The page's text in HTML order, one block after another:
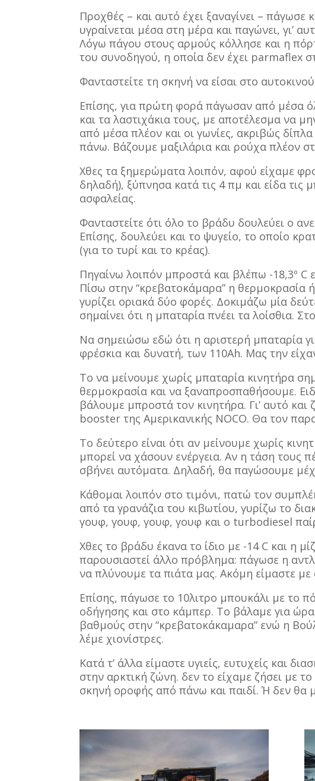
Προχθές – και αυτό έχει ξαναγίνει –
υγραίνεται μέσα στη μέρα και παγώνει, γι’
Λόγω πάγου στους αρμούς κόλλησε και η
του συνοδηγού, η οποία δεν έχει parmaflex
Φανταστείτε τη σκηνή να είσαι στο
Επίσης, για πρώτη φορά πάγωσαν από μέσα
και τα λαστιχάκια τους, με αποτέλεσμα να
από μέσα πλέον και οι γωνίες, ακριβώς
πάνω. Βάζουμε μαξιλάρια και ρούχα πλέον
Χθες τα ξημερώματα λοιπόν, αφού είχαμε
δηλαδή), ξύπνησα κατά τις 4 πμ και είδα τις
ασφαλείας.
Φανταστείτε ότι όλο το βράδυ δουλεύει ο
Επίσης, δουλεύει και το ψυγείο, το οποίο
(για το τυρί και το κρέας).
Πηγαίνω λοιπόν μπροστά και βλέπω -18,3º C
Πίσω στην “κρεβατοκάμαρα” η θερμοκρασία
γυρίζει οριακά δύο φορές. Δοκιμάζω μία
σημαίνει ότι η μπαταρία πνέει τα λοίσθια.
Να σημειώσω εδώ ότι η αριστερή μπαταρία
φρέσκια και δυνατή, των 110Ah. Μας την
Το να μείνουμε χωρίς μπαταρία κινητήρα
θερμοκρασία και να ξαναπροσπαθήσουμε.
βάλουμε μπροστά τον κινητήρα. Γι’ αυτό και
booster της Αμερικανικής NOCO. Θα τον
Το δεύτερο είναι ότι αν μείνουμε χωρίς
μπορεί να χάσουν ενέργεια. Αν η τάση τους
σβήνει αυτόματα. Δηλαδή, θα παγώσουμε
Κάθομαι λοιπόν στο τιμόνι, πατώ τον
από τα γρανάζια του κιβωτίου, γυρίζω το
γουφ, γουφ, γουφ, γουφ και ο turbodiesel
Χθες το βράδυ έκανα το ίδιο με -14 C και η
παρουσιαστεί άλλο πρόβλημα: πάγωσε η
να πλύνουμε τα πιάτα μας. Ακόμη είμαστε
Επίσης, πάγωσε το 10λιτρο μπουκάλι με το
οδήγησης και στο κάμπερ. Το βάλαμε για
βαθμούς στην “κρεβατοκάκαμαρα” ενώ η
λέμε χιονίστρες.
Κατά τ’ άλλα είμαστε υγιείς, ευτυχείς και
στην αρκτική ζώνη. δεν το είχαμε ζήσει με
σκηνή οροφής από πάνω και παιδί. Ή δεν θα